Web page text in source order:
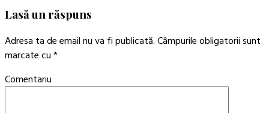
Lasă un răspuns
Adresa ta de email nu va fi publicată. Câmpurile obligatorii sunt
marcate cu *
Comentariu